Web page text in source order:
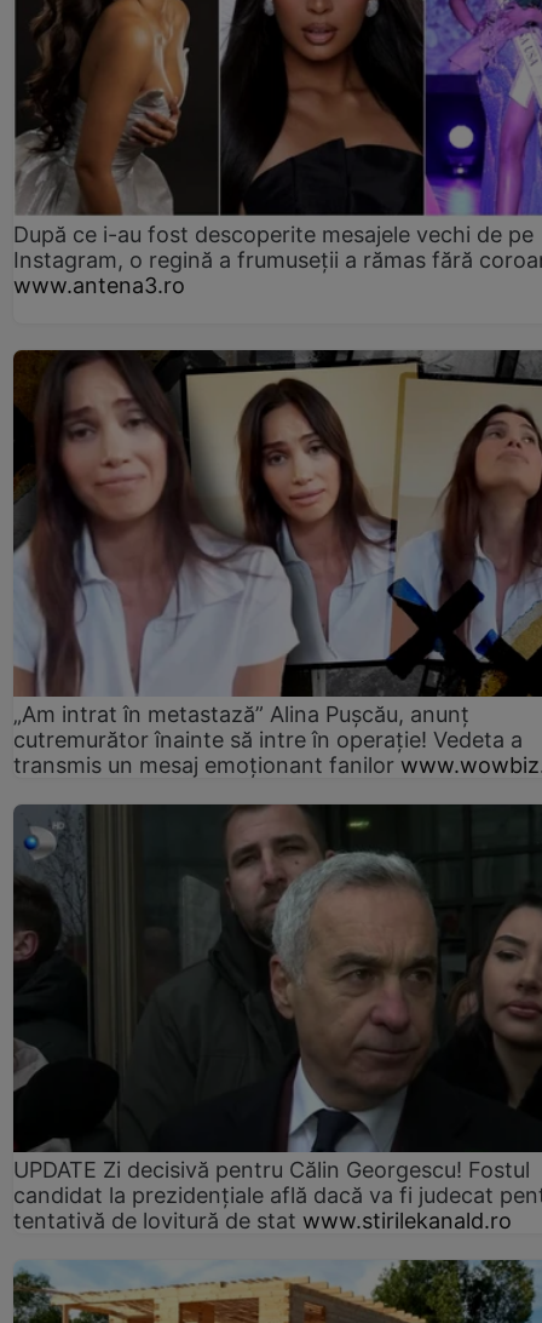
După ce i-au fost descoperite mesajele vechi de pe
Instagram, o regină a frumuseții a rămas fără
www.antena3.ro
„Am intrat în metastază” Alina Pușcău, anunț
cutremurător înainte să intre în operație! Vedeta a
transmis un mesaj emoționant fanilor
UPDATE Zi decisivă pentru Călin Georgescu! Fostul
candidat la prezidențiale află dacă va fi judecat
tentativă de lovitură de stat www.stirilekanald.ro